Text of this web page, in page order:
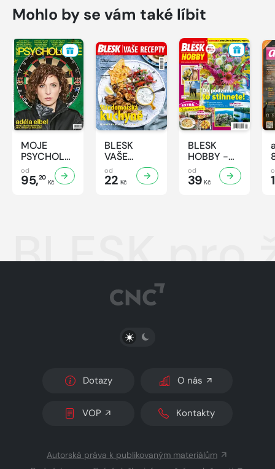
Mohlo by se vám také líbit
MOJE
PSYCHOLOGIE
- 8/2026
od
95,20
Kč
BLESK
VAŠE
RECEPTY -
8/2026
od
22 Kč
BLESK
HOBBY -
8/2026
od
39 Kč
BLESK pro
PŘEPNOUT SVĚTLÝ/TMAVÝ REŽIM
Dotazy O nás
VOP Kontakty
Autorská práva k publikovaným materiálům